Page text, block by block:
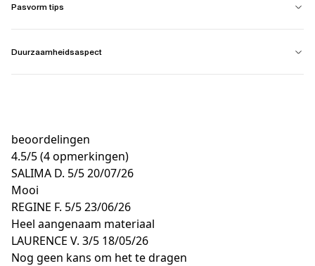
Pasvorm tips
Duurzaamheidsaspect
beoordelingen
4.5/5(4 opmerkingen)
SALIMA D. 5/520/07/26
Mooi
REGINE F. 5/523/06/26
Heel aangenaam materiaal
LAURENCE V. 3/5 18/05/26
Nog geen kans om het te dragen